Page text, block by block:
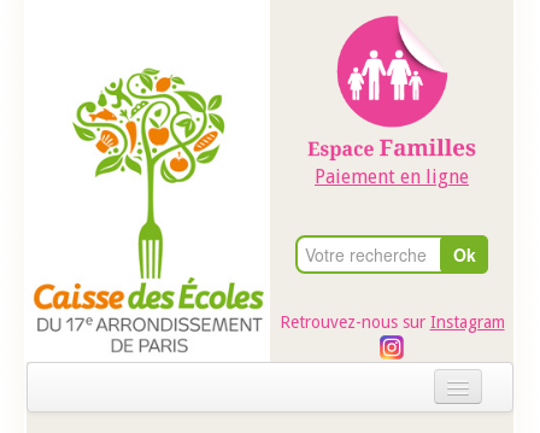
Paiement en ligne
Retrouvez-nous sur Instagram